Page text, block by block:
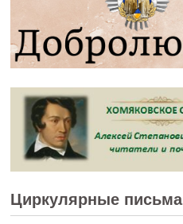
Циркулярные письма